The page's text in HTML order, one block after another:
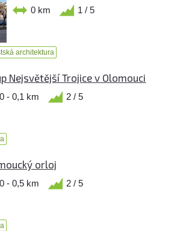
0 km 1 / 5
architektura
Nejsvětější Trojice v Olomouci
0 - 0,1 km 2 / 5
orloj
0 - 0,5 km 2 / 5